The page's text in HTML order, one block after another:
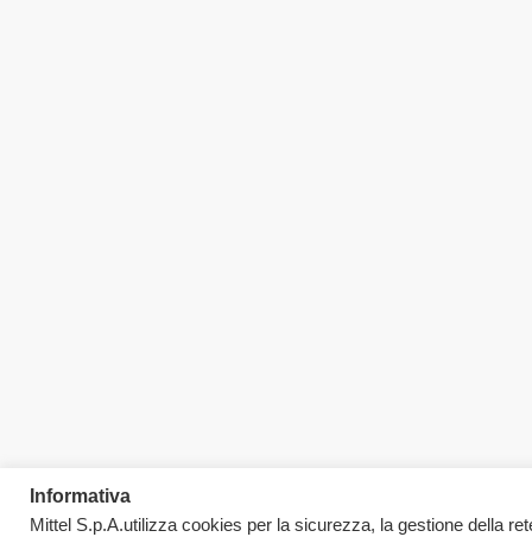
Informativa
Mittel S.p.A.utilizza cookies per la sicurezza, la gestione della